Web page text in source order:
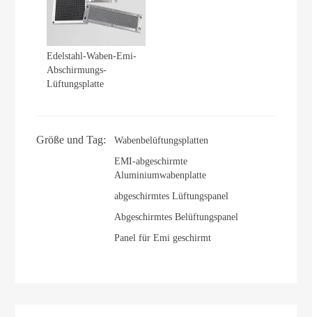
Edelstahl-Waben-Emi-
Abschirmungs-
Lüftungsplatte
Größe und Tag:
Wabenbelüftungsplatten
EMI-abgeschirmte
Aluminiumwabenplatte
abgeschirmtes Lüftungspanel
Abgeschirmtes Belüftungspanel
Panel für Emi geschirmt